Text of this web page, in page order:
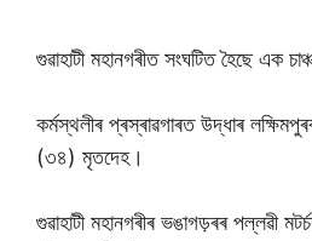
গুৱাহাটী মহানগৰীত সংঘটিত হৈছে এক
কৰ্মস্থলীৰ প্ৰস্ৰাৱগাৰত উদ্ধাৰ
(৩৪) মৃতদেহ।
গুৱাহাটী মহানগৰীৰ ভঙাগড়ৰৰ পল্লৱী